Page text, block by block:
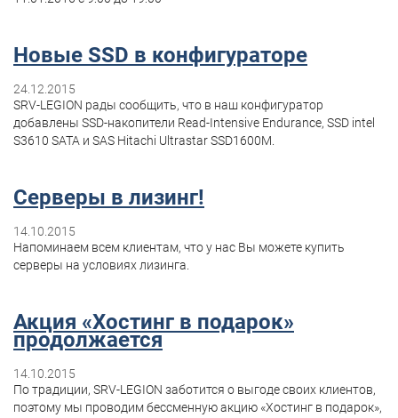
Новые SSD в конфигураторе
24.12.2015
SRV-LEGION рады сообщить, что в наш конфигуратор
добавлены SSD-накопители Read-Intensive Endurance, SSD intel
S3610 SATA и SAS Hitachi Ultrastar SSD1600M.
Серверы в лизинг!
14.10.2015
Напоминаем всем клиентам, что у нас Вы можете купить
серверы на условиях лизинга.
Акция «Хостинг в подарок»
продолжается
14.10.2015
По традиции, SRV-LEGION заботится о выгоде своих клиентов,
поэтому мы проводим бессменную акцию «Хостинг в подарок»,